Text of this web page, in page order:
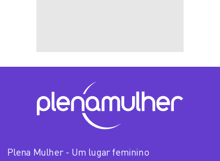
Plena Mulher - Um lugar feminino